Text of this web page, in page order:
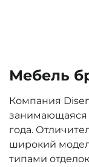
Мебель
Компания
занимающаяся
года.
широкий
типами